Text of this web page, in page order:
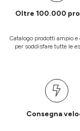
Oltre 100.000
Catalogo prodotti ampio e
per soddisfare tutte le
Consegna